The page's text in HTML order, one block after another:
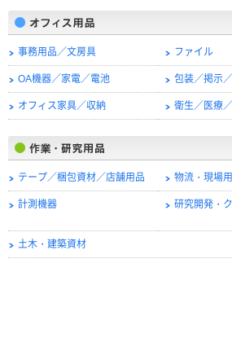
事務用品／文房具 ファイル
OA機器／家電／電池 包装／掲示
オフィス家具／収納 衛生／医療
テープ／梱包資材／店舗用品 物流・現場
計測機器 研究開発・
土木・建築資材